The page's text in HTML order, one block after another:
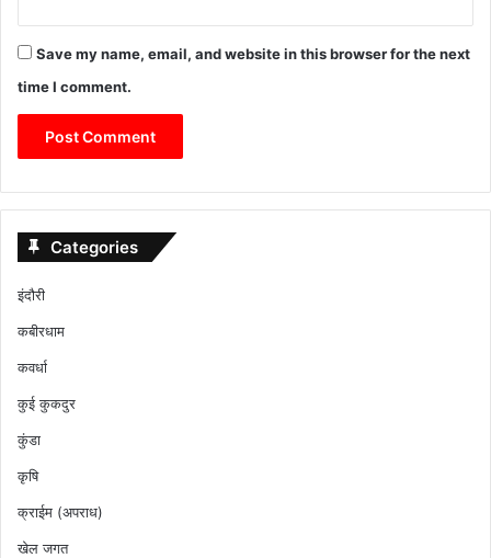
Save my name, email, and website in this browser for the next
time I comment.
Categories
इंदौरी
कबीरधाम
कवर्धा
कुई कुकदुर
कुंडा
कृषि
क्राईम (अपराध)
खेल जगत